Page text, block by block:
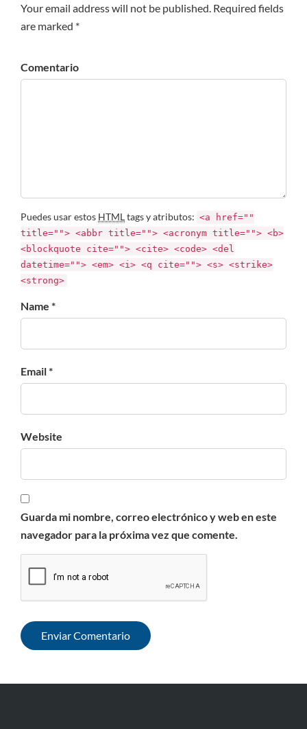
Your email address will not be published. Required fields
are marked *
Comentario
Puedes usar estos HTMLtags y atributos: <a href=""
title=""> <abbr title=""> <acronym title=""> <b>
<blockquote cite=""> <cite> <code> <del
datetime=""> <em> <i> <q cite=""> <s> <strike>
<strong>
Name *
Email *
Website
Guarda mi nombre, correo electrónico y web en este
navegador para la próxima vez que comente.